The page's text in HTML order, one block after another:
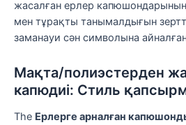
жасалған ерлер капюшондарының
мен тұрақты танымалдығын
заманауи сән символына
Мақта/полиэстерден
капюдиі: Стиль
The Ерлерге арналған